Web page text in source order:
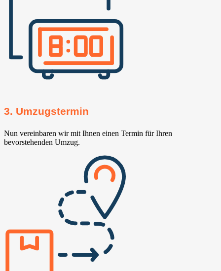
3. Umzugstermin
Nun vereinbaren wir mit Ihnen einen Termin für Ihren
bevorstehenden Umzug.